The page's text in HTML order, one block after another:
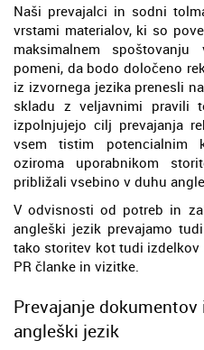
Naši prevajalci in sodni
vrstami materialov, ki so
maksimalnem
pomeni, da bodo določeno
iz izvornega jezika prenesli
skladu z veljavnimi pravili
izpolnjujejo cilj prevajanja
vsem tistim potencialnim
oziroma uporabnikom
približali vsebino v duhu
V odvisnosti od potreb in
angleški jezik prevajamo
tako storitev kot tudi izdelkov
PR članke in vizitke.
Prevajanje
angleški jezik